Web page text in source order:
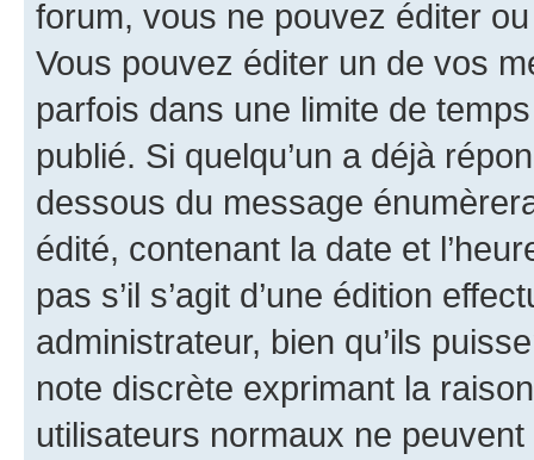
forum, vous ne pouvez éditer
Vous pouvez éditer un de vos
parfois dans une limite de
publié. Si quelqu’un a déjà
dessous du message
édité, contenant la date et
pas s’il s’agit d’une édition
administrateur, bien qu’ils
note discrète exprimant la
utilisateurs normaux ne